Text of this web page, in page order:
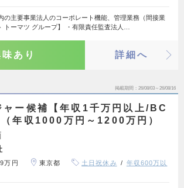
の主要事業法人のコーポレート機能、管理業務（間接業
トーマツ グループ】 ・有限責任監査法人…
あり 詳細へ
掲載期間 26/08/03～26/08/16
ャー候補【年収1千万円以上/BC
年収1000万円～1200万円）
万円 東京都 土日祝休み
年収600万以